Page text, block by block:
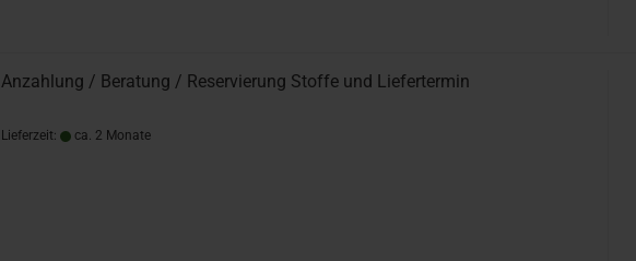
Anzahlung / Beratung / Reservierung Stoffe und Liefertermin
Lieferzeit: ca. 2 Monate